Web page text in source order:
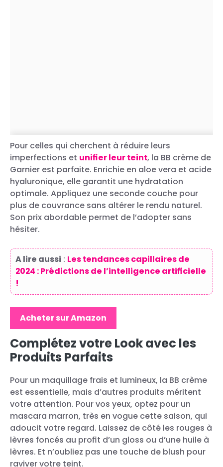
Pour celles qui cherchent à réduire leurs
imperfections et unifier leur teint, la BB crème de
Garnier est parfaite. Enrichie en aloe vera et acide
hyaluronique, elle garantit une hydratation
optimale. Appliquez une seconde couche pour
plus de couvrance sans altérer le rendu naturel.
Son prix abordable permet de l’adopter sans
hésiter.
A lire aussi : Les tendances capillaires de
2024 : Prédictions de l’intelligence artificielle
!
Acheter sur Amazon
Complétez votre Look avec les
Produits Parfaits
Pour un maquillage frais et lumineux, la BB crème
est essentielle, mais d’autres produits méritent
votre attention. Pour vos yeux, optez pour un
mascara marron, très en vogue cette saison, qui
adoucit votre regard. Laissez de côté les rouges à
lèvres foncés au profit d’un gloss ou d’une huile à
lèvres. Et n’oubliez pas une touche de blush pour
raviver votre teint.